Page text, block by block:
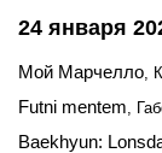
24 января
Мой Марчелло,
Futni mentem,
Baekhyun: